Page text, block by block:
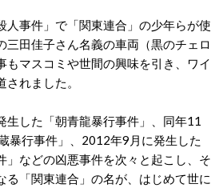
人事件」で「関東連合」の少年らが使
三田佳子さん名義の車両（黒のチェロ
もマスコミや世間の興味を引き、ワイ
されました。
生した「朝青龍暴行事件」、同年11
暴行事件」、2012年9月に発生した
」などの凶悪事件を次々と起こし、そ
る「関東連合」の名が、はじめて世に